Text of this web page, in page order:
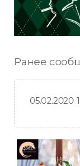
Ранее
05.02.2020